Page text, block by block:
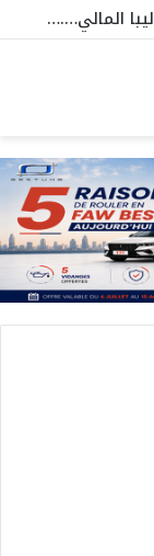
بعد إعلان صفقة نكانغ الذي يعرف دجوليبا المالي….مسؤول من الافريقي يكشف بصراحة تفاصيل بقية الصفقات القادمة ..